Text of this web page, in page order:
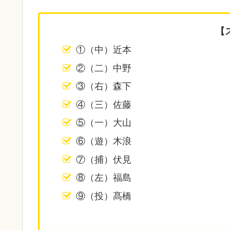
①（中）近本
②（二）中野
③（右）森下
④（三）佐藤
⑤（一）大山
⑥（遊）木浪
⑦（捕）伏見
⑧（左）福島
⑨（投）髙橋